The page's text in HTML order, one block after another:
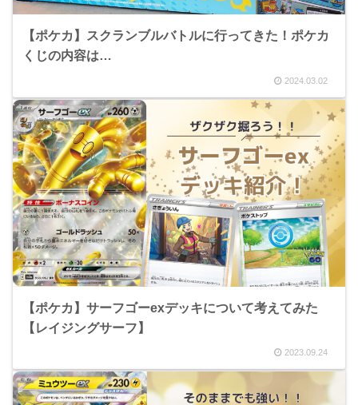
【ポケカ】スクランブルバトルに行ってきた！ポケカ
くじの内容は…
2024.03.02
【ポケカ】サーフゴーexデッキについて考えてみた
【レイジングサーフ】
2023.09.24